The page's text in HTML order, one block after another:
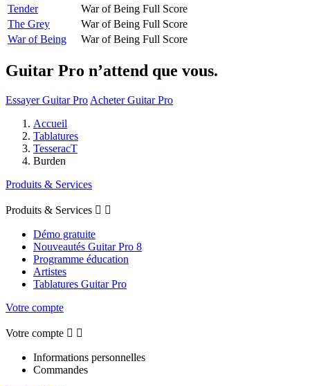
Tender
War of Being Full Score
The Grey
War of Being Full Score
War of Being
War of Being Full Score
Guitar Pro n’attend que vous.
Essayer Guitar Pro Acheter Guitar Pro
Accueil
Tablatures
TesseracT
Burden
Produits & Services
Produits & Services  
Démo gratuite
Nouveautés Guitar Pro 8
Programme éducation
Artistes
Tablatures Guitar Pro
Votre compte
Votre compte  
Informations personnelles
Commandes